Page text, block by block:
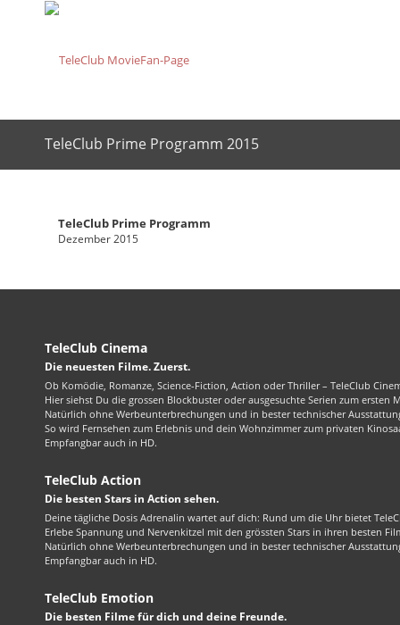
TeleClub Prime Programm 2015
TeleClub Prime Programm
Dezember 2015
TeleClub Cinema
Die neuesten Filme. Zuerst.
Ob Komödie, Romanze, Science-Fiction, Action oder Thriller – TeleClub
Hier siehst Du die grossen Blockbuster oder ausgesuchte Serien zum ersten
Natürlich ohne Werbeunterbrechungen und in bester technischer
So wird Fernsehen zum Erlebnis und dein Wohnzimmer zum privaten
Empfangbar auch in HD.
TeleClub Action
Die besten Stars in Action sehen.
Deine tägliche Dosis Adrenalin wartet auf dich: Rund um die Uhr bietet
Erlebe Spannung und Nervenkitzel mit den grössten Stars in ihren besten
Natürlich ohne Werbeunterbrechungen und in bester technischer
Empfangbar auch in HD.
TeleClub Emotion
Die besten Filme für dich und deine Freunde.